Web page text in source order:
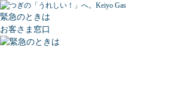
緊急のときは
お客さま窓口